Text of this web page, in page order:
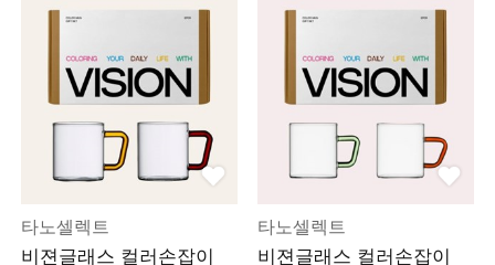
타노셀렉트
비젼글래스 컬러손잡이
타노셀렉트
비젼글래스 컬러손잡이